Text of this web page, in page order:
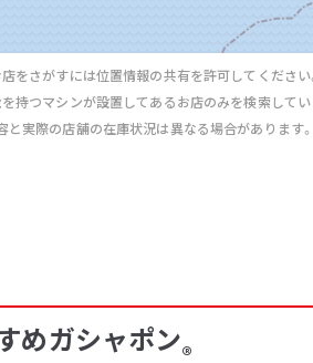
店をさがすには位置情報の共有を許可してください
を持つマシンが設置してあるお店のみを検索して
と実際の店舗の在庫状況は異なる場合があります
めガシャポン®